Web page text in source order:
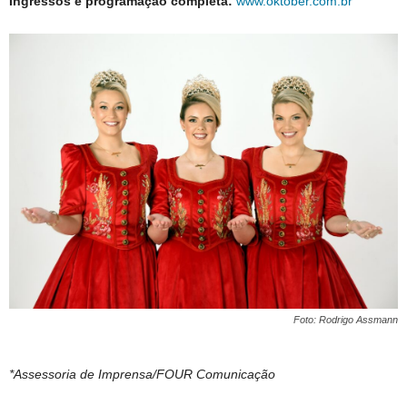
Foto: Rodrigo Assmann
*Assessoria de Imprensa/FOUR Comunicação